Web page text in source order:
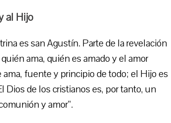
al Hijo
es san Agustín. Parte de la revelación
ama, quién es amado y el amor
fuente y principio de todo; el Hijo es
Dios de los cristianos es, por tanto, un
y amor”.